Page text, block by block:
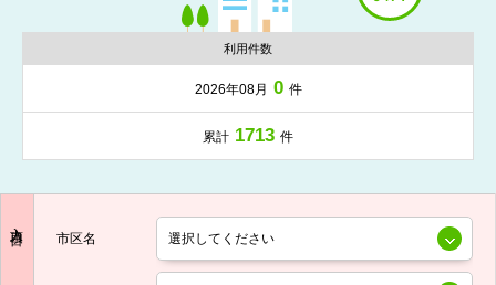
利用件数
2026年08月 0 件
累計 1713 件
市区名